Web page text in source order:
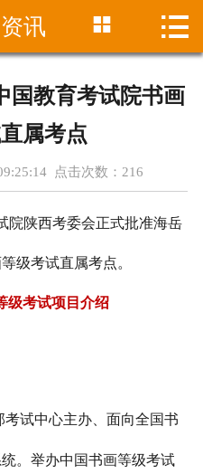
 首页
课程设置
最新资讯
招生简章
师资团队
学员成绩
讯  
国教育考试院书画
属考点
点击次数： 216
院陕西考委会正式批准海岳
级考试直属考点。
级考试项目介绍
试中心主办、面向全国书
。举办中国书画等级考试